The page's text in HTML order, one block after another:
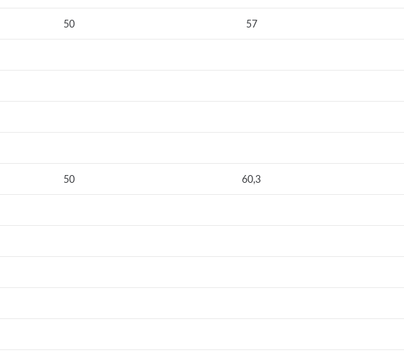
50 57
50 60,3